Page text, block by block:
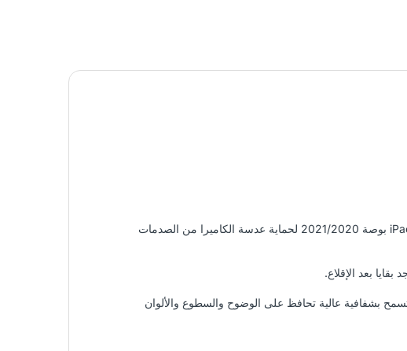
واقي الشاشة الزجاجي 9H مقاوم للخدوش ، ويلتصق تمامًا بجهاز iPad Pro مقاس 11 بوصة 2021/2020 و iPad Pro 12.9 بوصة 2021/2020 لحماية عدسة الكاميرا من الصدمات
بعد الإقلاع.
بشفافية عالية تحافظ على الوضوح والسطوع والألوان